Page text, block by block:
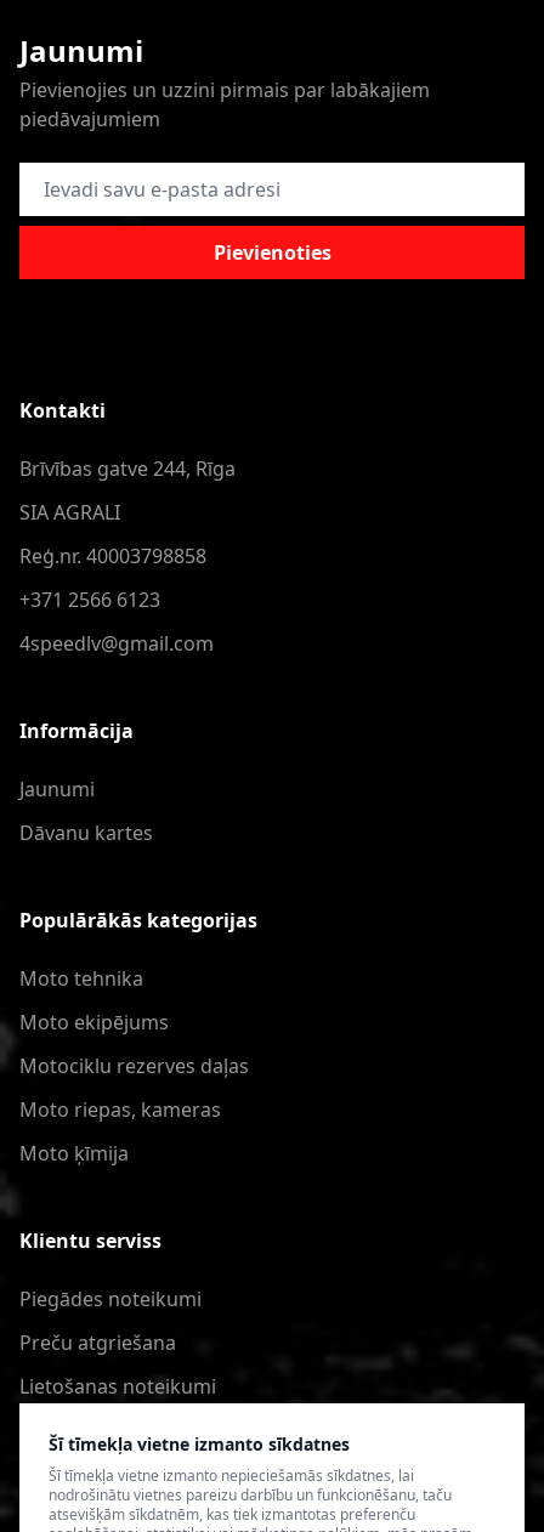
Šī tīmekļa vietne izmanto sīkdatnes
Šī tīmekļa vietne izmanto nepieciešamās sīkdatnes, lai
nodrošinātu vietnes pareizu darbību un funkcionēšanu, taču
atsevišķām sīkdatnēm, kas tiek izmantotas preferenču
Jaunumi
Pievienojies un uzzini pirmais par labākajiem
piedāvajumiem
E-pasta adrese
Pievienoties
Kontakti
Brīvības gatve 244, Rīga
SIA AGRALI
Reģ.nr. 40003798858
+371 2566 6123
4speedlv@gmail.com
Informācija
Jaunumi
Dāvanu kartes
Populārākās kategorijas
Moto tehnika
Moto ekipējums
Motociklu rezerves daļas
Moto riepas, kameras
Moto ķīmija
Klientu serviss
Piegādes noteikumi
Preču atgriešana
Lietošanas noteikumi
Privātuma politika